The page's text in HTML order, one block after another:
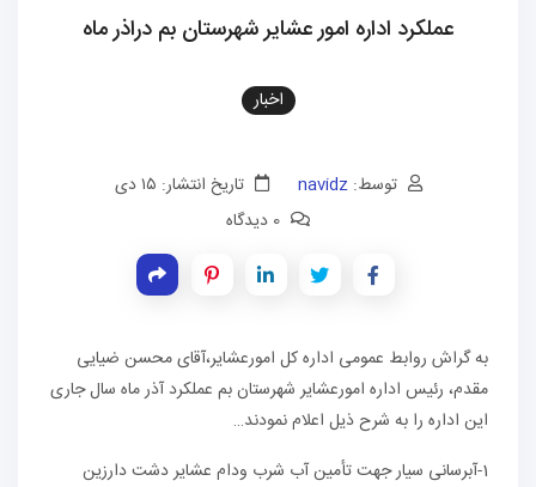
عملکرد اداره امور عشایر شهرستان بم دراذر ماه
اخبار
توسط:navidz
تاریخ انتشار: ۱۵ دی
به گراش روابط عمومی اداره کل امورعشایر،آقای محسن ضیایی
مقدم، رئیس اداره امورعشایر شهرستان بم عملکرد آذر ماه سال جاری
این اداره را به شرح ذیل اعلام نمودند…
1-آبرسانی سیار جهت تأمین آب شرب ودام عشایر دشت دارزین